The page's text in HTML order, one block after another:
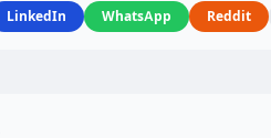
LinkedIn WhatsApp Reddit